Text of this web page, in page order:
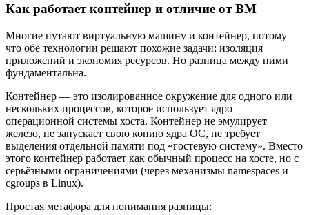
Как работает контейнер и отличие от ВМ
Многие путают виртуальную машину и контейнер, потому
что обе технологии решают похожие задачи: изоляция
приложений и экономия ресурсов. Но разница между ними
фундаментальна.
Контейнер — это изолированное окружение для одного или
нескольких процессов, которое использует ядро
операционной системы хоста. Контейнер не эмулирует
железо, не запускает свою копию ядра ОС, не требует
выделения отдельной памяти под «гостевую систему». Вместо
этого контейнер работает как обычный процесс на хосте, но с
серьёзными ограничениями (через механизмы namespaces и
cgroups в Linux).
Простая метафора для понимания разницы: